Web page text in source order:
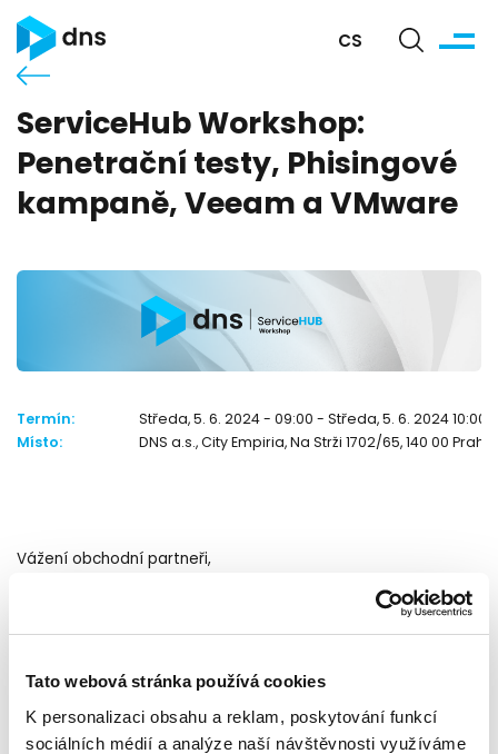
Tato webová stránka používá cookies
K personalizaci obsahu a reklam, poskytování funkcí
sociálních médií a analýze naší návštěvnosti využíváme
CS
ServiceHub Workshop:
Penetrační testy, Phisingové
kampaně, Veeam a VMware
Termín: Středa, 5. 6. 2024 - 09:00 - Středa, 5. 6. 2024 10:00
Místo: DNS a.s., City Empiria, Na Strži 1702/65, 140 00
Vážení obchodní partneři,
workshop, který bude
zaměřený na klíčové aspekty kybernetické bezpečnosti a
rozšiřujeme nabídku o technické i netechnické služby nad
rámec tradiční distribuce. Jsme ideální volbou, pokud
potřebujete rozšířit vaše kompetence nebo kapacity.
Workshop je plánován na5. 6. 2024 od 9:00.